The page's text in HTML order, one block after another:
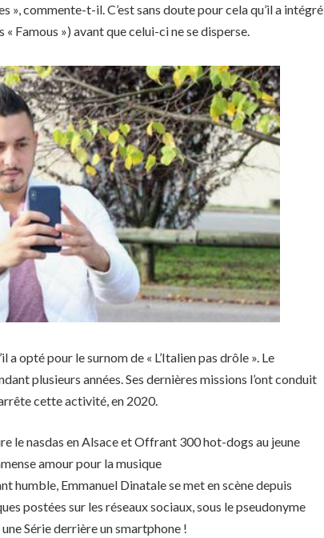
», commente-t-il. C’est sans doute pour cela qu’il a intégré
Famous ») avant que celui-ci ne se disperse.
a opté pour le surnom de « L’Italien pas drôle ». Le
plusieurs années. Ses dernières missions l’ont conduit
cette activité, en 2020.
le nasdas en Alsace et Offrant 300 hot-dogs au jeune
amour pour la musique
humble, Emmanuel Dinatale se met en scène depuis
postées sur les réseaux sociaux, sous le pseudonyme
une Série derrière un smartphone !